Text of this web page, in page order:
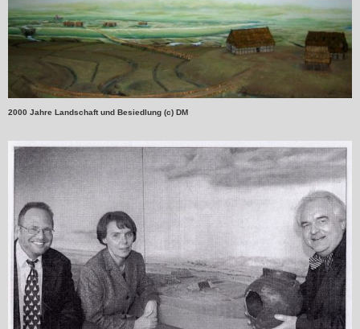
2000 Jahre Landschaft und Besiedlung (c) DM